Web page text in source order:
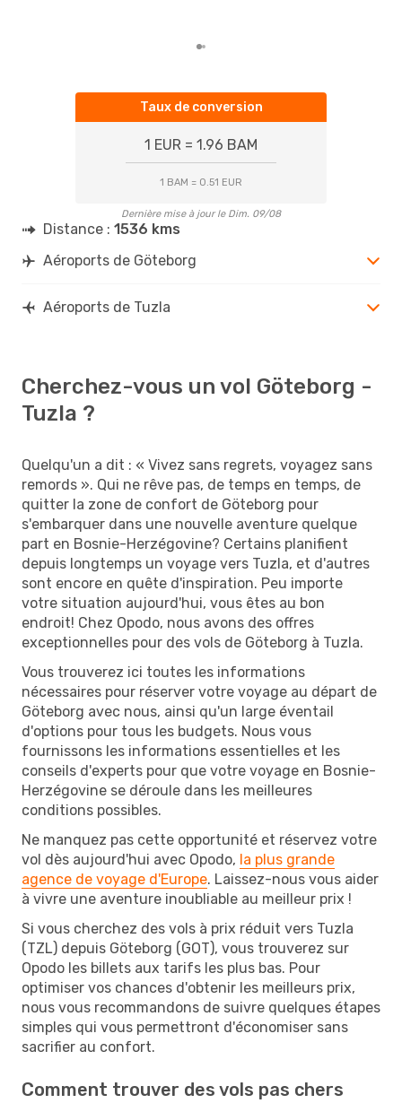
Taux de conversion
1 EUR = 1.96 BAM
1 BAM = 0.51 EUR
Dernière mise à jour le Dim. 09/08
Distance : 1536 kms
Aéroports de Göteborg
Aéroports de Tuzla
Cherchez-vous un vol Göteborg -
Tuzla ?
Quelqu'un a dit : « Vivez sans regrets, voyagez sans
remords ». Qui ne rêve pas, de temps en temps, de
quitter la zone de confort de Göteborg pour
s'embarquer dans une nouvelle aventure quelque
part en Bosnie-Herzégovine? Certains planifient
depuis longtemps un voyage vers Tuzla, et d'autres
sont encore en quête d'inspiration. Peu importe
votre situation aujourd'hui, vous êtes au bon
endroit! Chez Opodo, nous avons des offres
exceptionnelles pour des vols de Göteborg à Tuzla.
Vous trouverez ici toutes les informations
nécessaires pour réserver votre voyage au départ de
Göteborg avec nous, ainsi qu'un large éventail
d'options pour tous les budgets. Nous vous
fournissons les informations essentielles et les
conseils d'experts pour que votre voyage en Bosnie-
Herzégovine se déroule dans les meilleures
conditions possibles.
Ne manquez pas cette opportunité et réservez votre
vol dès aujourd'hui avec Opodo, la plus grande
agence de voyage d'Europe. Laissez-nous vous aider
à vivre une aventure inoubliable au meilleur prix !
Si vous cherchez des vols à prix réduit vers Tuzla
(TZL) depuis Göteborg (GOT), vous trouverez sur
Opodo les billets aux tarifs les plus bas. Pour
optimiser vos chances d'obtenir les meilleurs prix,
nous vous recommandons de suivre quelques étapes
simples qui vous permettront d'économiser sans
sacrifier au confort.
Comment trouver des vols pas chers